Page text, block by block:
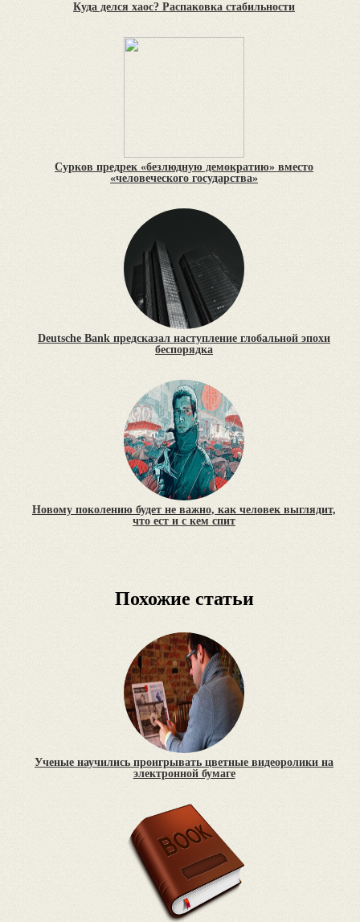
Куда делся хаос? Распаковка стабильности
Сурков предрек «безлюдную демократию» вместо
«человеческого государства»
Deutsche Bank предсказал наступление глобальной эпохи
беспорядка
Новому поколению будет не важно, как человек выглядит,
что ест и с кем спит
Похожие статьи
Ученые научились проигрывать цветные видеоролики на
электронной бумаге